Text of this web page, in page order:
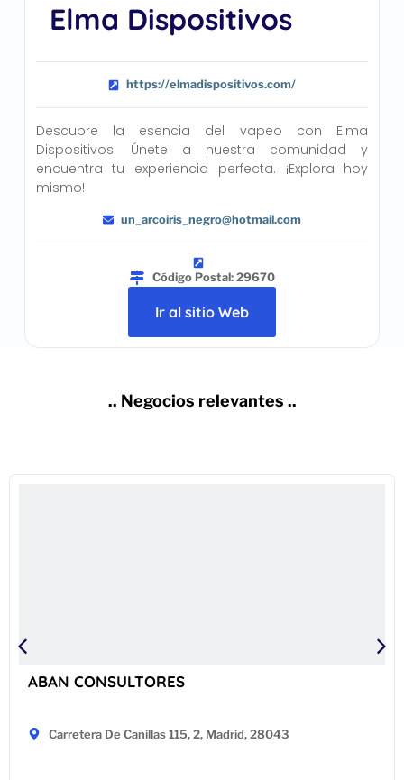
Elma Dispositivos
https://elmadispositivos.com/
Descubre la esencia del vapeo con Elma
Dispositivos. Únete a nuestra comunidad y
encuentra tu experiencia perfecta. ¡Explora hoy
mismo!
un_arcoiris_negro@hotmail.com
Código Postal: 29670
Ir al sitio Web
.. Negocios relevantes ..
ABAN CONSULTORES
Carretera De Canillas 115, 2, Madrid, 28043